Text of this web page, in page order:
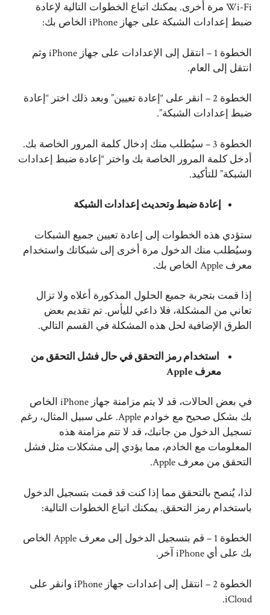
Wi-Fi مرة أخرى. يمكنك اتباع الخطوات التالية لإعادة
ضبط إعدادات الشبكة على جهاز iPhone الخاص بك:
الخطوة 1 – انتقل إلى الإعدادات على جهاز iPhone وثم
انتقل إلى العام.
الخطوة 2 – انقر على “إعادة تعيين” وبعد ذلك اختر “إعادة
ضبط إعدادات الشبكة”.
الخطوة 3 – سيُطلب منك إدخال كلمة المرور الخاصة بك.
أدخل كلمة المرور الخاصة بك واختر “إعادة ضبط إعدادات
الشبكة” للتأكيد.
إعادة ضبط وتحديث إعدادات الشبكة
ستؤدي هذه الخطوات إلى إعادة تعيين جميع الشبكات
وسيُطلب منك الدخول مرة أخرى إلى شبكاتك واستخدام
معرف Apple الخاص بك.
إذا قمت بتجربة جميع الحلول المذكورة أعلاه ولا تزال
تعاني من المشكلة، فلا داعي لليأس. تم تقديم بعض
الطرق الإضافية لحل هذه المشكلة في القسم التالي.
استخدام رمز التحقق في حال فشل التحقق من
معرف Apple
في بعض الحالات، قد لا يتم مزامنة جهاز iPhone الخاص
بك بشكل صحيح مع خوادم Apple. على سبيل المثال، رغم
تسجيل الدخول من جانبك، قد لا تتم مزامنة هذه
المعلومات مع الخادم، مما يؤدي إلى مشكلات مثل فشل
التحقق من معرف Apple.
لذا، يُنصح بالتحقق مما إذا كنت قد قمت بتسجيل الدخول
باستخدام رمز التحقق. يمكنك اتباع الخطوات التالية:
الخطوة 1 – قم بتسجيل الدخول إلى معرف Apple الخاص
بك على أي iPhone آخر.
الخطوة 2 – انتقل إلى إعدادات جهاز iPhone وانقر على
iCloud.